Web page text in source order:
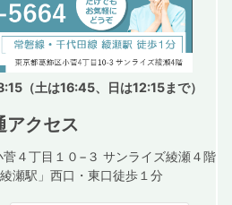
（土は16:45、日は12:15まで）
アクセス
４丁目１０−３ サンライズ綾瀬４階
瀬駅」西口・東口徒歩１分